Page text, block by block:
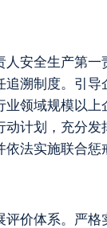
安全生产第
溯制度。引
领域规模以
计划，充分
法实施联合
价体系。严